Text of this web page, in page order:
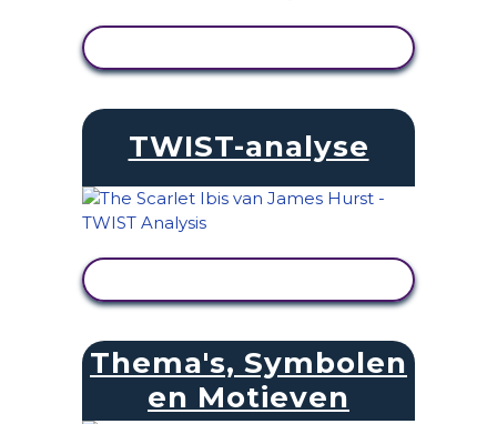
TWIST-analyse
Thema's, Symbolen
en Motieven